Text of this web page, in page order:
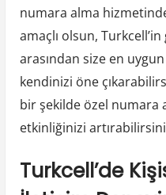
numara alma
amaçlı olsun,
arasından size en
kendinizi öne
bir şekilde özel numara
etkinliğinizi
Turkcell’de